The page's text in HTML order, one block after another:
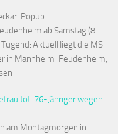
Popup
ab Samstag (8.
Aktuell liegt die MS
in Mannheim-Feudenheim,
tot: 76-Jähriger wegen
am Montagmorgen in